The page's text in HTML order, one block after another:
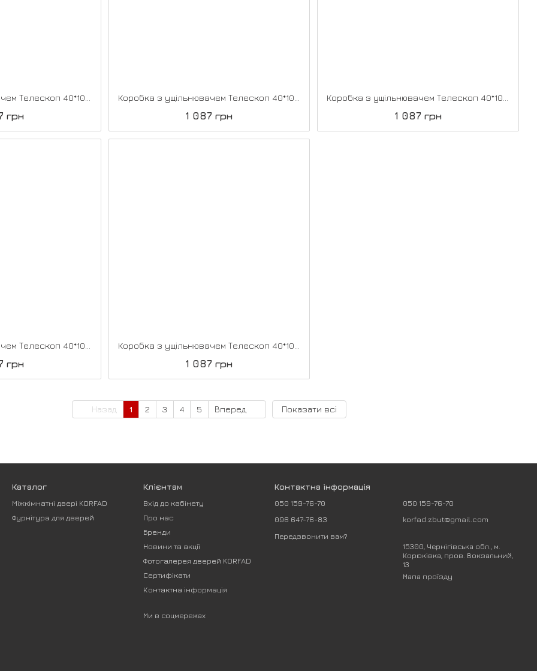
грн 1 087 грн 1 087 грн
грн 1 087 грн
Назад 1 2 3 4 5 Вперед Показати всі
Каталог
Міжкімнатні двері KORFAD
Фурнітура для дверей
Клієнтам
Вхід до кабінету
Про нас
Бренди
Новини та акції
Фотогалерея дверей KORFAD
Сертифікати
Контактна інформація
Ми в соцмережах
Контактна інформація
050 159-76-70
096 647-76-83
Передзвонити вам?
050 159-76-70
korfad.zbut@gmail.com
15300, Чернігівська обл., м.
Корюківка, пров. Вокзальний,
13
Мапа проїзду